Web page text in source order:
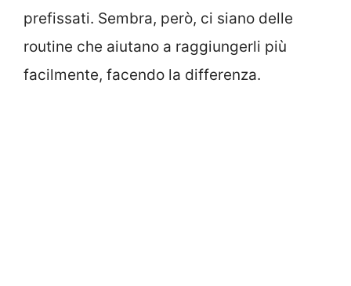
prefissati. Sembra, però, ci siano delle
routine che aiutano a raggiungerli più
facilmente, facendo la differenza.